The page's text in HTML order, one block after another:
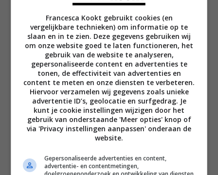
Disclaimer
Privacy voorwaarden
Instagram
Facebook
Pinterest
Francesca Kookt gebruikt cookies (en
vergelijkbare technieken) om informatie op te
slaan en in te zien. Deze gegevens gebruiken wij
om onze website goed te laten functioneren, het
gebruik van de website te analyseren,
gepersonaliseerde content en advertenties te
tonen, de effectiviteit van advertenties en
content te meten en onze diensten te verbeteren.
Hiervoor verzamelen wij gegevens zoals unieke
advertentie ID’s, geolocatie en surfgedrag. Je
kunt je cookie instellingen wijzigen door het
gebruik van onderstaande 'Meer opties' knop of
via 'Privacy instellingen aanpassen' onderaan de
website.
Gepersonaliseerde advertenties en content,
advertentie- en contentmetingen,